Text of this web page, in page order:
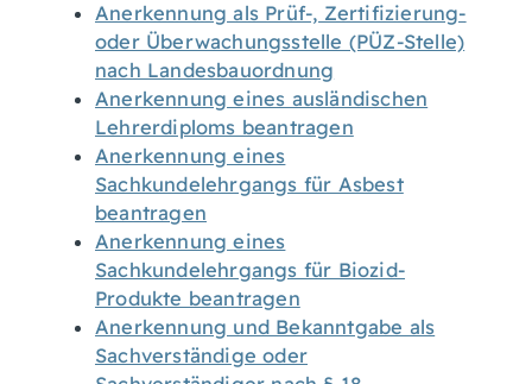
Anerkennung als Prüf-, Zertifizierung-
oder Überwachungsstelle (PÜZ-Stelle)
nach Landesbauordnung
Anerkennung eines ausländischen
Lehrerdiploms beantragen
Anerkennung eines
Sachkundelehrgangs für Asbest
beantragen
Anerkennung eines
Sachkundelehrgangs für Biozid-
Produkte beantragen
Anerkennung und Bekanntgabe als
Sachverständige oder